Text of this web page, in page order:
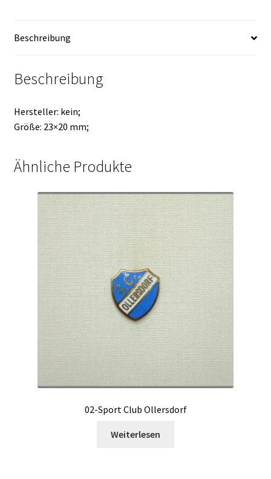
Beschreibung
Beschreibung
Hersteller: kein;
Größe: 23×20 mm;
Ähnliche Produkte
02-Sport Club Ollersdorf
Weiterlesen